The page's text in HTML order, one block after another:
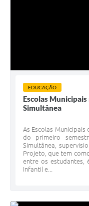
EDUCAÇÃO
Escolas
Simultânea
As Escolas
do primeiro
Simultânea,
Projeto, que tem
entre os estudantes,
Infantil e...